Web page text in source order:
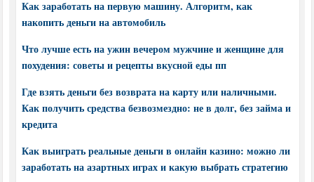
Как заработать на первую машину. Алгоритм, как
накопить деньги на автомобиль
Что лучше есть на ужин вечером мужчине и женщине для
похудения: советы и рецепты вкусной еды пп
Где взять деньги без возврата на карту или наличными.
Как получить средства безвозмездно: не в долг, без займа и
кредита
Как выиграть реальные деньги в онлайн казино: можно ли
заработать на азартных играх и какую выбрать стратегию